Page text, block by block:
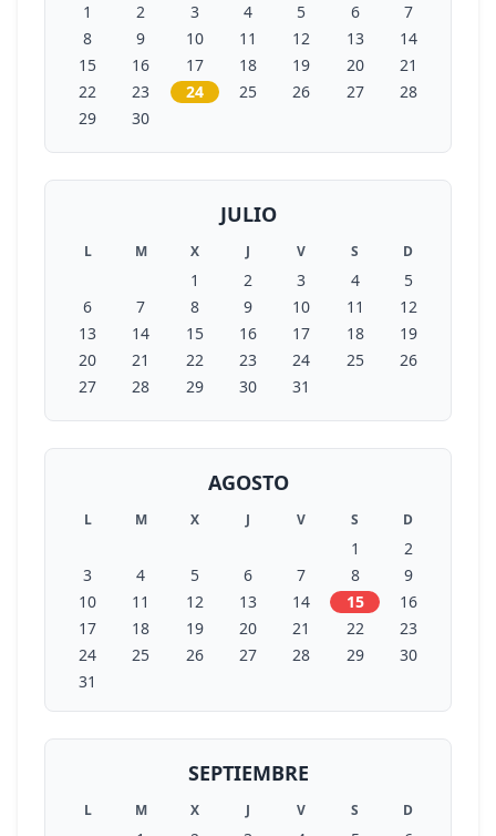
1 2 3 4 5 6
7
8
9 10 11 12 13
14
15
16 17 18 19 20
21
22
23 24 25 26 27
28
29
30
JULIO
L M X J V S D
1 2 3 4
5
6
7 8 9 10 11
12
13
14 15 16 17 18
19
20
21 22 23 24 25
26
27
28 29 30 31
AGOSTO
L M X J V S D
1
2
3
4 5 6 7 8
9
10
11 12 13 14 15
16
17
18 19 20 21 22
23
24
25 26 27 28 29
30
31
SEPTIEMBRE
L M X J V S D